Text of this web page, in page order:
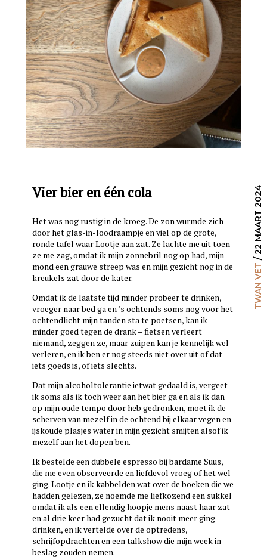
TWAN VET
/ 22 MAART 2024
Vier bier en één cola
Het was nog rustig in de kroeg. De zon wurmde zich
door het glas-in-loodraampje en viel op de grote,
ronde tafel waar Lootje aan zat. Ze lachte me uit toen
ze me zag, omdat ik mijn zonnebril nog op had, mijn
mond een grauwe streep was en mijn gezicht nog in de
kreukels zat door de kater.
Omdat ik de laatste tijd minder probeer te drinken,
vroeger naar bed ga en ’s ochtends soms nog voor het
ochtendlicht mijn tanden sta te poetsen, kan ik
minder goed tegen de drank – fietsen verleert
niemand, zeggen ze, maar zuipen kan je kennelijk wel
verleren, en ik ben er nog steeds niet over uit of dat
iets goeds is, of iets slechts.
Dat mijn alcoholtolerantie ietwat gedaald is, vergeet
ik soms als ik toch weer aan het bier ga en als ik dan
op mijn oude tempo door heb gedronken, moet ik de
scherven van mezelf in de ochtend bij elkaar vegen en
ijskoude plasjes water in mijn gezicht smijten alsof ik
mezelf aan het dopen ben.
Ik bestelde een dubbele espresso bij bardame Suus,
die me even observeerde en liefdevol vroeg of het wel
ging. Lootje en ik kabbelden wat over de boeken die we
hadden gelezen, ze noemde me liefkozend een sukkel
omdat ik als een ellendig hoopje mens naast haar zat
en al drie keer had gezucht dat ik nooit meer ging
drinken, en ik vertelde over de optredens,
schrijfopdrachten en een talkshow die mijn week in
beslag zouden nemen.